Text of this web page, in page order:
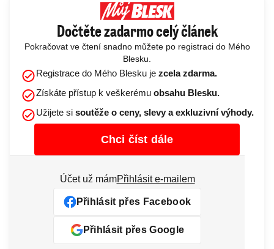
Dočtěte zadarmo celý článek
Pokračovat ve čtení snadno můžete po registraci do Mého
Blesku.
Registrace do Mého Blesku je zcela zdarma.
Získáte přístup k veškerému obsahu Blesku.
Užijete si soutěže o ceny, slevy a exkluzivní výhody.
Chci číst dále
Účet už mámPřihlásit e-mailem
Přihlásit přes Facebook
Přihlásit přes Google